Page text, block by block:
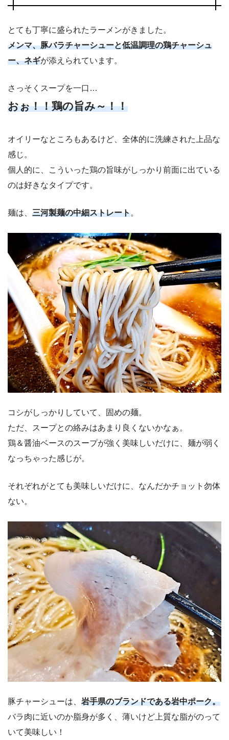
とても丁寧に盛られたラーメンがきました。
メンマ、豚バラチャーシューと低温調理の鶏チャーシュ
ー、ネギが添えられています。
さっそくスープを一口…
おぉ！！鶏の旨み～！！
オイリーなところもあるけど、全体的に洗練された上品な
感じ。
個人的に、こういった鶏の旨味がしっかり前面に出ている
のは好きなタイプです。
麺は、 三河製麺の中細ストレート。
コシがしっかりしていて、固めの麺。
ただ、スープとの絡みはあまり良くないかなぁ。
鶏＆醤油ベースのスープが強く美味しいだけに、麺が弱く
なっちゃった感じが。
それぞれがとても美味しいだけに、なんだかチョット勿体
ない。
豚チャーシューは、 岩手県のブランドである岩中ポーク。
バラ肉に近いのか脂身が多く、薄いけど上質な脂がのって
いて美味しい！